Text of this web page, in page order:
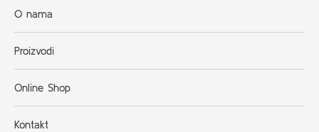
O nama
Proizvodi
Online Shop
Kontakt